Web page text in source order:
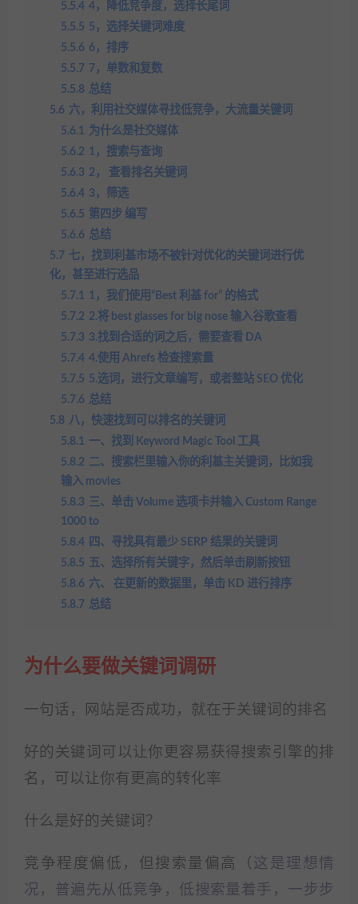
5.5.4 4，降低竞争度，选择长尾词
5.5.5 5，选择关键词难度
5.5.6 6，排序
5.5.7 7，单数和复数
5.5.8 总结
5.6 六，利用社交媒体寻找低竞争，大流量关键词
5.6.1 为什么是社交媒体
5.6.2 1，搜索与查询
5.6.3 2， 查看排名关键词
5.6.4 3，筛选
5.6.5 第四步 编写
5.6.6 总结
5.7 七，找到利基市场不被针对优化的关键词进行优
化，甚至进行选品
5.7.1 1，我们使用“Best 利基 for” 的格式
5.7.2 2.将 best glasses for big nose 输入谷歌查看
5.7.3 3.找到合适的词之后，需要查看 DA
5.7.4 4.使用 Ahrefs 检查搜索量
5.7.5 5.选词，进行文章编写，或者整站 SEO 优化
5.7.6 总结
5.8 八，快速找到可以排名的关键词
5.8.1 一、找到 Keyword Magic Tool 工具
5.8.2 二、搜索栏里输入你的利基主关键词，比如我
输入 movies
5.8.3 三、单击 Volume 选项卡并输入 Custom Range
1000 to
5.8.4 四、寻找具有最少 SERP 结果的关键词
5.8.5 五、选择所有关键字，然后单击刷新按钮
5.8.6 六、 在更新的数据里，单击 KD 进行排序
5.8.7 总结
为什么要做关键词调研
一句话，网站是否成功，就在于关键词的排名
好的关键词可以让你更容易获得搜索引擎的排
名，可以让你有更高的转化率
什么是好的关键词？
竞争程度偏低，但搜索量偏高（ 这是理想情
况，普遍先从低竞争，低搜索量着手，一步步